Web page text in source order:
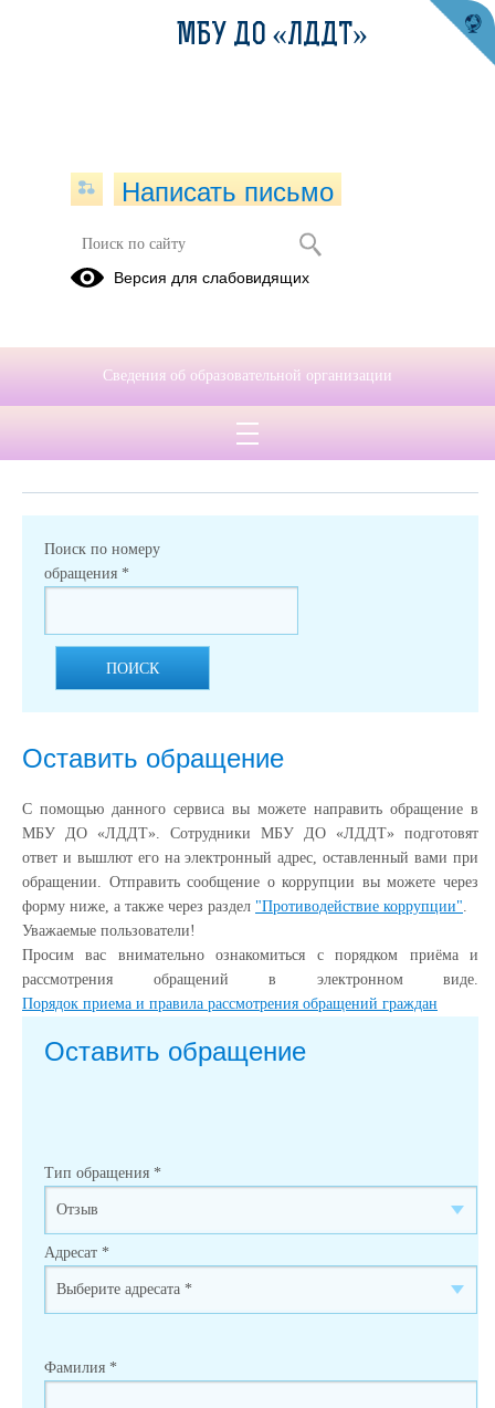
Обращения граждан
режиме при подаче обращения через электронную форму. Номер
обращения отправляется на электронный адрес, который вы
указывали при подаче обращения в электронной форме.
Поиск по номеру
обращения *
ПОИСК
Оставить обращение
С помощью данного сервиса вы можете направить обращение в
МБУ ДО «ЛДДТ». Сотрудники МБУ ДО «ЛДДТ» подготовят
ответ и вышлют его на электронный адрес, оставленный вами при
обращении. Отправить сообщение о коррупции вы можете через
форму ниже, а также через раздел "Противодействие коррупции".
Уважаемые пользователи!
Просим вас внимательно ознакомиться с порядком приёма и
рассмотрения обращений в электронном виде.
Порядок приема и правила рассмотрения обращений граждан
Оставить обращение
Тип обращения *
Адресат *
Фамилия *
МБУ ДО «ЛДДТ»
Написать письмо
Версия для слабовидящих
Сведения об образовательной организации